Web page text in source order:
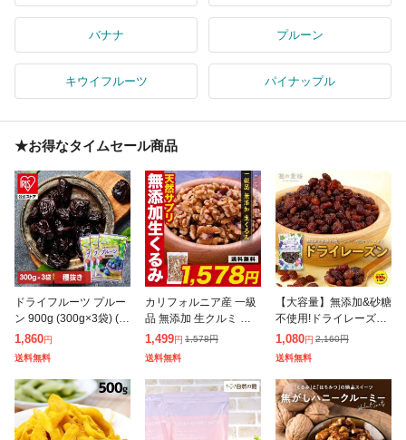
バナナ プルーン
キウイフルーツ パイナップル
★お得なタイムセール商品
ドライフルーツ プルー
ン 900g (300g×3袋) (メ
ール便)種抜き 種無し
チリ 砂糖不使用 砂糖
保存料 不使用 無添
1,860円
送料無料
カリフォルニア産 一級
品 無添加 生クルミ 大
容量 たっぷり700g く
るみ オメガ3脂肪酸 メ
ール便
1,499円 1,578円
送料無料
【大容量】無添加&砂糖
不使用!ドライレーズン
(ウズベキスタン産) た
っぷり900g食べ放題♪
ドライフルーツ ウズベ
キスタン産
1,080円 2,160円
送料無料